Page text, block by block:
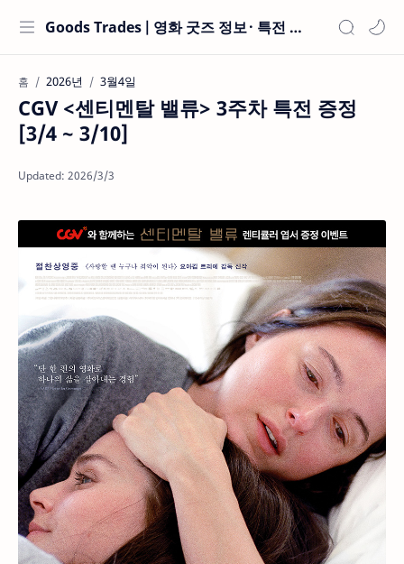
Goods Trades | 영화 굿즈 정보 · 특전 현황
홈 2026년 3월4일
CGV <센티멘탈 밸류> 3주차 특전 증정
[3/4 ~ 3/10]